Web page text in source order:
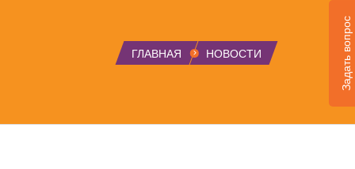
ГЛАВНАЯ НОВОСТИ Задать вопрос